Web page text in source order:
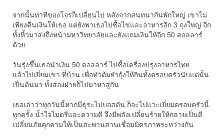
จากนั้นท่าทีของโจรก็เปลี่ยนไป หลังจากสนทนากันพักใหญ่ เขาไม่
เพียงคืนเงินให้เธอ แต่ยังพาเธอไปซื้อไข่และอาหารอีก 3 ถุงใหญ่ อีก
ทั้งหิ้วมาส่งถึงหน้ามหาวิทยาลัยและยังแถมเงินให้อีก 50 ดอลลาร์
ด้วย
วันรุ่งขึ้นเธอนำเงิน 50 ดอลลาร์ ไปซื้อเครื่องปรุงอาหารไทย
แล้วไปเยี่ยมเขา ที่บ้าน เพื่อทำต้มยำกุ้งให้กินทั้งครอบครัวนับแต่นั้น
เป็นต้นมา ทั้งสองฝ่ายก็ไปมาหาสู่กัน
เธอเล่าว่าทุกวันนี้หากมีธุระไปบอสตัน ก็จะไปแวะเยี่ยมครอบครัวนี้
ทุกครั้ง น้ำใจไมตรีและความดี จึงมีพลังเปลี่ยนร้ายให้กลายเป็นดี
เปลี่ยนภัยคุกคามให้เป็นสะพานสานเชื่อมมิตรภาพระหว่างกัน